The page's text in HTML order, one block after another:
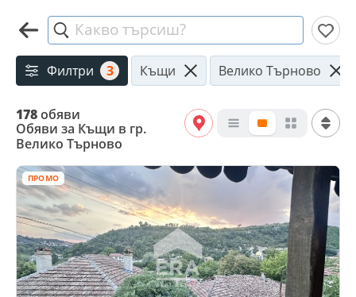
Какво търсиш?
Филтри 3 Къщи Велико Търново
178обяви
Обяви за Къщи в гр.
Велико Търново
ПРОМО